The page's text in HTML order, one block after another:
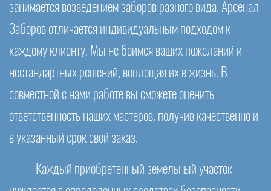
занимается возведением заборов разного вида. Арсенал
Заборов отличается индивидуальным подходом к
каждому клиенту. Мы не боимся ваших пожеланий и
нестандартных решений, воплощая их в жизнь. В
совместной с нами работе вы сможете оценить
ответственность наших мастеров, получив качественно и
в указанный срок свой заказ.
Каждый приобретенный земельный участок